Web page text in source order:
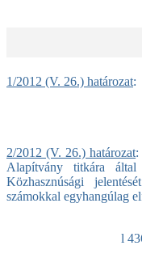
1/2012 (V. 26.) határozat:
2/2012 (V. 26.) határozat
Alapítvány titkára által
Közhasznúsági
számokkal egyhangúlag
l